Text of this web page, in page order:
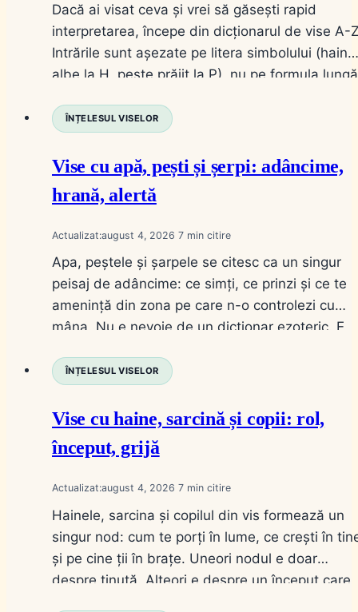
Dacă ai visat ceva și vrei să găsești rapid
interpretarea, începe din dicționarul de vise A-
Intrările sunt așezate pe litera simbolului (haine
albe la H, pește prăjit la P), nu pe formula lungă
publicate pe Înțeles.ro, grupate ca un index de
ÎNȚELESUL VISELOR
Vise cu apă, pești și șerpi: adâncime,
hrană, alertă
Actualizat:august 4, 2026 7
Apa, peștele și șarpele se citesc ca un singur
peisaj de adâncime: ce simți, ce prinzi și ce te
amenință din zona pe care n-o controlezi cu
mâna. Nu e nevoie de un dicționar ezoteric. E
(bei, înoți, prinzi, omori) și de distanță (în casă
ÎNȚELESUL VISELOR
Vise cu haine, sarcină și copii: rol,
început, grijă
Actualizat:august 4, 2026 7
Hainele, sarcina și copilul din vis formează un
singur nod: cum te porți în lume, ce crești în
și pe cine ții în brațe. Uneori nodul e doar
despre ținută. Alteori e despre un început care